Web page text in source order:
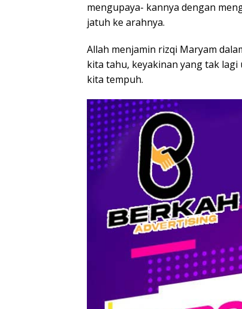
mengupaya- kannya dengan
jatuh ke arahnya.
Allah menjamin rizqi Maryam
kita tahu, keyakinan yang tak
kita tempuh.